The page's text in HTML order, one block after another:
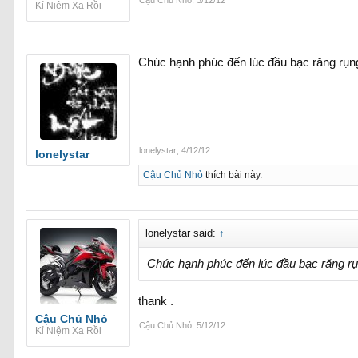
Kỉ Niệm Xa Rồi
lonelystar
Chúc hạnh phúc đến lúc đầu bạc răng
lonelystar 4/12/12
Cậu Chủ Nhỏ thích bài này.
Cậu Chủ Nhỏ
Kỉ Niệm Xa Rồi
lonelystar said: ↑
Chúc hạnh phúc đến lúc đầu bạc răng
thank .
Cậu Chủ Nhỏ 5/12/12